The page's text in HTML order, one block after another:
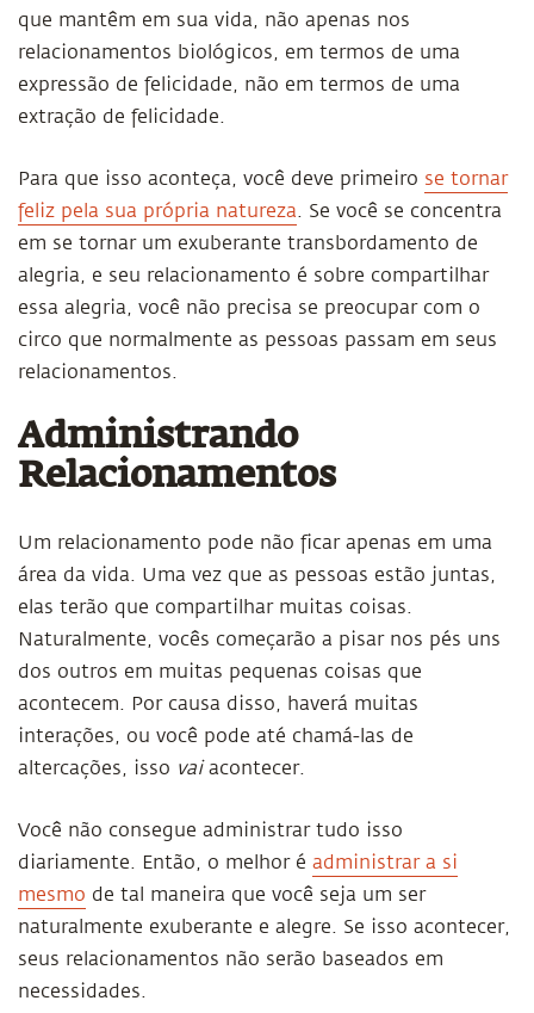
que mantêm em sua vida, não apenas nos
relacionamentos biológicos, em termos de uma
expressão de felicidade, não em termos de uma
extração de felicidade.
Para que isso aconteça, você deve primeiro se tornar
feliz pela sua própria natureza. Se você se concentra
em se tornar um exuberante transbordamento de
alegria, e seu relacionamento é sobre compartilhar
essa alegria, você não precisa se preocupar com o
circo que normalmente as pessoas passam em seus
relacionamentos.
Administrando
Relacionamentos
Um relacionamento pode não ficar apenas em uma
área da vida. Uma vez que as pessoas estão juntas,
elas terão que compartilhar muitas coisas.
Naturalmente, vocês começarão a pisar nos pés uns
dos outros em muitas pequenas coisas que
acontecem. Por causa disso, haverá muitas
interações, ou você pode até chamá-las de
altercações, isso vaiacontecer.
Você não consegue administrar tudo isso
diariamente. Então, o melhor é administrar a si
mesmo de tal maneira que você seja um ser
naturalmente exuberante e alegre. Se isso acontecer,
seus relacionamentos não serão baseados em
necessidades.